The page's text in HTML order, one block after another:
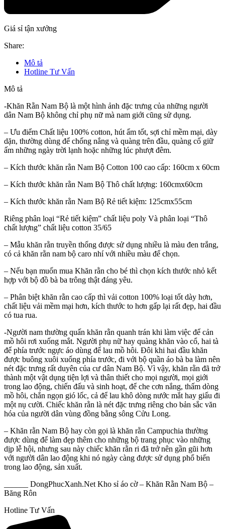
Giá sỉ tận xưởng
Share:
Mô tả
Hotline Tư Vấn
Mô tả
-Khăn Rằn Nam Bộ là một hình ảnh đặc trưng của những người
dân Nam Bộ không chỉ phụ nữ mà nam giới cũng sử dụng.
– Ưu điểm Chất liệu 100% cotton, hút ẩm tốt, sợi chỉ mềm mại, dày
dặn, thường dùng để chống nắng và quàng trên đầu, quàng cổ giữ
ấm những ngày trời lạnh hoặc những lúc phượt đêm.
– Kích thước khăn rằn Nam Bộ Cotton 100 cao cấp: 160cm x 60cm
– Kích thước khăn rằn Nam Bộ Thô chất lượng: 160cmx60cm
– Kích thước khăn rằn Nam Bộ Rẻ tiết kiệm: 125cmx55cm
Riêng phân loại “Rẻ tiết kiệm” chất liệu poly Và phân loại “Thô
chất lượng” chất liệu cotton 35/65
– Mẫu khăn rằn truyền thống được sử dụng nhiều là màu đen trắng,
có cả khăn rằn nam bộ caro nhí với nhiều màu để chọn.
– Nếu bạn muốn mua Khăn rằn cho bé thì chọn kích thước nhỏ kết
hợp với bộ đồ bà ba trông thật đáng yêu.
– Phân biệt khăn rằn cao cấp thì vải cotton 100% loại tốt dày hơn,
chất liệu vải mềm mại hơn, kích thước to hơn gấp lại rất đẹp, hai đầu
có tua rua.
-Người nam thường quấn khăn rằn quanh trán khi làm việc để cản
mồ hôi rơi xuống mắt. Người phụ nữ hay quàng khăn vào cổ, hai tà
để phía trước ngực áo dùng để lau mồ hôi. Đôi khi hai đầu khăn
được buông xuôi xuống phía trước, đi với bộ quần áo bà ba làm nên
nét đặc trưng rất duyên của cư dân Nam Bộ. Vì vậy, khăn rằn đã trở
thành một vật dụng tiện lợi và thân thiết cho mọi người, mọi giới
trong lao động, chiến đấu và sinh hoạt, để che cơn nắng, thấm dòng
mồ hôi, chắn ngọn gió lốc, cả để lau khô dòng nước mắt hay giấu đi
một nụ cười. Chiếc khăn rằn là nét đặc trưng riêng cho bản sắc văn
hóa của người dân vùng đồng bằng sông Cửu Long.
– Khăn rằn Nam Bộ hay còn gọi là khăn rằn Campuchia thường
được dùng để làm đẹp thêm cho những bộ trang phục vào những
dịp lễ hội, nhưng sau này chiếc khăn rằn ri đã trở nên gần gũi hơn
với người dân lao động khi nó ngày càng được sử dụng phổ biến
trong lao động, sản xuất.
______ DongPhucXanh.Net Kho sỉ áo cờ – Khăn Rằn Nam Bộ –
Băng Rôn
Hotline Tư Vấn